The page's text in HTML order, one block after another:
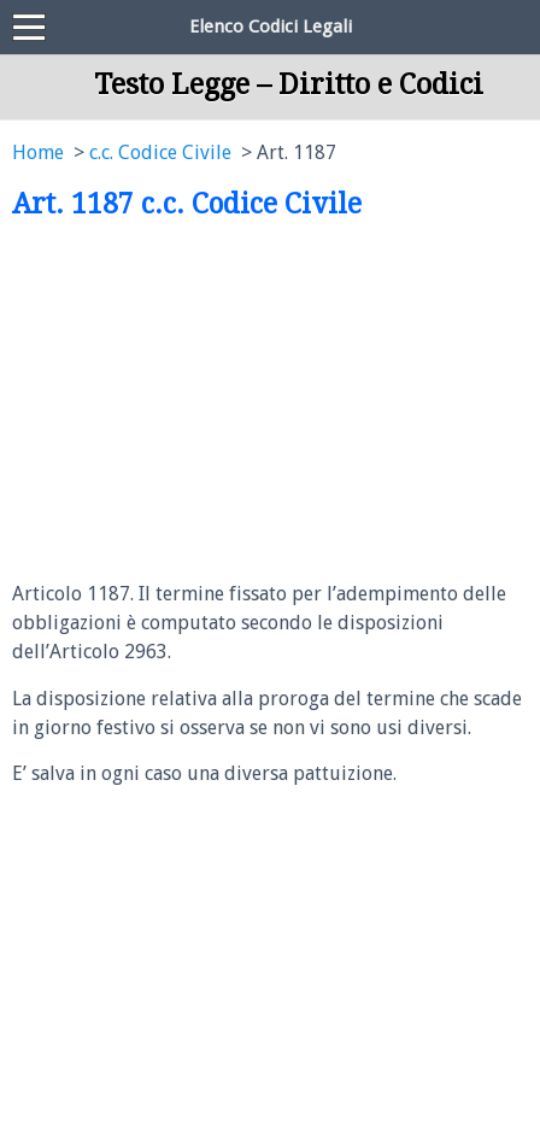
Elenco Codici Legali
Testo Legge – Diritto e Codici
Home c.c. Codice Civile Art. 1187
Art. 1187 c.c. Codice Civile
Articolo 1187. Il termine fissato per l’adempimento delle
obbligazioni è computato secondo le disposizioni
dell’Articolo 2963.
La disposizione relativa alla proroga del termine che scade
in giorno festivo si osserva se non vi sono usi diversi.
E’ salva in ogni caso una diversa pattuizione.